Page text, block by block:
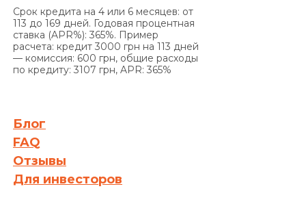
имеет право требовать, а Заемщик обязан
уплатить Кредитодателю сумму задолженности
с учетом 3700 (три тысячи семьсот) процентов
годовых от просроченной суммы
задолженности. Проценты годовых, указанные в
задолженности, включающую просроченные
проценты за пользование Кредитом и/или
сумму просроченной Комиссии за выдачу
Кредита (если условия Договора
предусматривают уплату комиссии за выдачу
Срок кредита на 4 или 6 месяцев: от
113 до 169 дней. Годовая процентная
ставка (APR%): 365%. Пример
расчета: кредит 3000 грн на 113 дней
— комиссия: 600 грн, общие расходы
по кредиту: 3107 грн, APR: 365%
Блог
FAQ
Отзывы
Для инвесторов